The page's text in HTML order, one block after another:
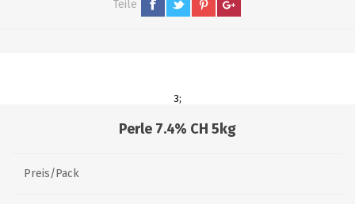
Teile
3;
Perle 7.4% CH 5kg
Preis/Pack